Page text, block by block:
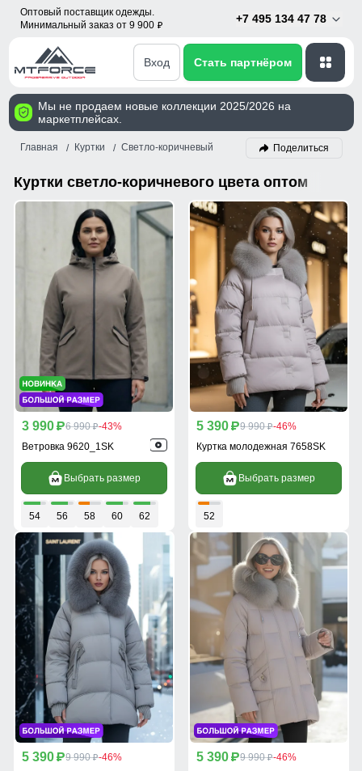
Оптовый поставщик одежды.
Минимальный заказ от 9 900 p
+7 495 134 47 78
Вход Стать партнёром
Мы не продаем новые коллекции 2025/2026 на
маркетплейсах.
Главная Куртки Светло-коричневый Поделиться
Куртки светло-коричневого цвета оптом
3 990 p6 990 p-43%
Ветровка 9620_1SK
Выбрать размер
54 56 58 60 62
5 390 p9 990 p-46%
Куртка молодежная 7658SK
Выбрать размер
52
5 390 p9 990 p-46%
5 390 p9 990 p-46%